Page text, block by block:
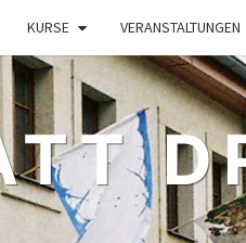
KURSE VERANSTALTUNGEN